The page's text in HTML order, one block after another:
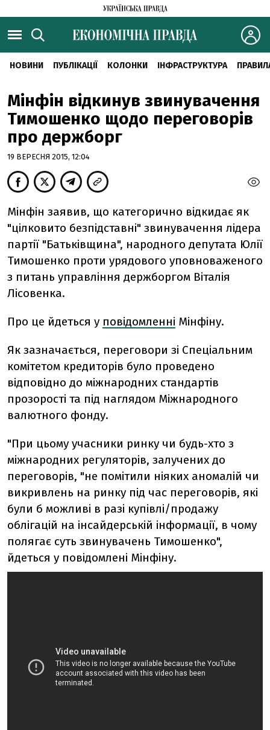
НОВИНИ ПУБЛІКАЦІЇ КОЛОНКИ ІНФРАСТРУКТУРА
Мінфін відкинув звинувачення
Тимошенко щодо переговорів
про держборг
19 ВЕРЕСНЯ 2015, 12:04
Мінфін заявив, що категорично відкидає як
"цілковито безпідставні" звинувачення лідера
партії "Батьківщина", народного депутата Юлії
Тимошенко проти урядового уповноваженого
з питань управління держборгом Віталія
Лісовенка.
Про це йдеться у повідомленні Мінфіну.
Як зазначається, переговори зі Спеціальним
комітетом кредиторів було проведено
відповідно до міжнародних стандартів
прозорості та під наглядом Міжнародного
валютного фонду.
"При цьому учасники ринку чи будь-хто з
міжнародних регуляторів, залучених до
переговорів, "не помітили ніяких аномалій чи
викривлень на ринку під час переговорів, які
були б можливі в разі купівлі/продажу
облігацій на інсайдерській інформації, в чому
полягає суть звинувачень Тимошенко",
йдеться у повідомлені Мінфіну.